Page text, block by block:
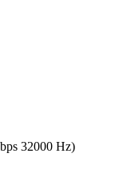
32000 Hz)